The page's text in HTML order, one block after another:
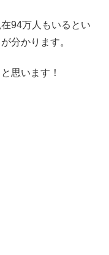
94万人もいるとい
分かります。
思います！